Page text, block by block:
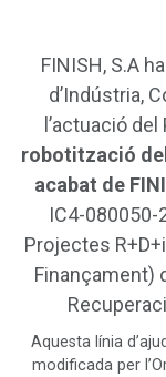
FINISH, S.A
d’Indústria,
l’actuació
robotització
acabat de
IC4-080050-
Projectes
Finançament)
Aquesta línia
modificada per